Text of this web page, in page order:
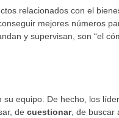
relacionados con el
mejores números
y supervisan, son “el
su equipo. De hecho, los
de cuestionar, de buscar